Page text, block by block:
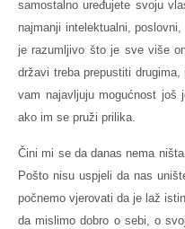
samostalno uređujete svoju
najmanji intelektualni,
je razumljivo što je sve više
državi treba prepustiti
vam najavljuju mogućnost još
ako im se pruži prilika.
Čini mi se da danas nema
Pošto nisu uspjeli da nas
počnemo vjerovati da je laž
da mislimo dobro o sebi, o